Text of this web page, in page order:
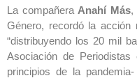
La compañera Anahí Más,
Género, recordó la acción
“distribuyendo los 20 mil
Asociación de
principios de la